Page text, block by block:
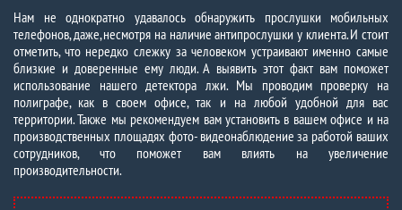
Нам не однократно удавалось обнаружить прослушки мобильных
телефонов, даже, несмотря на наличие антипрослушки у клиента. И стоит
отметить, что нередко слежку за человеком устраивают именно самые
близкие и доверенные ему люди. А выявить этот факт вам поможет
использование нашего детектора лжи. Мы проводим проверку на
полиграфе, как в своем офисе, так и на любой удобной для вас
территории. Также мы рекомендуем вам установить в вашем офисе и на
производственных площадях фото- видеонаблюдение за работой ваших
сотрудников, что поможет вам влиять на увеличение
производительности.